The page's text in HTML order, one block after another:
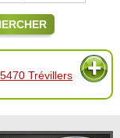
Trévillers